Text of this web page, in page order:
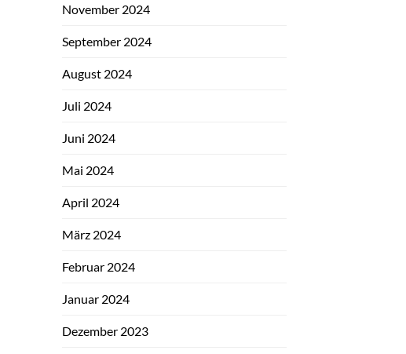
November 2024
September 2024
August 2024
Juli 2024
Juni 2024
Mai 2024
April 2024
März 2024
Februar 2024
Januar 2024
Dezember 2023